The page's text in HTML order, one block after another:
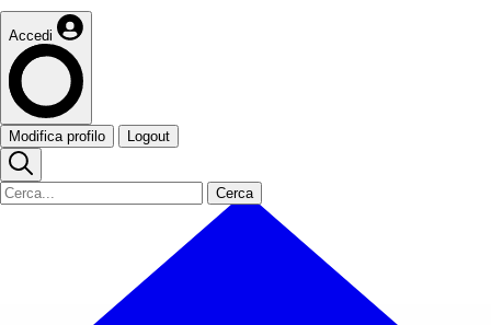
Accedi
Modifica profilo Logout
Cerca